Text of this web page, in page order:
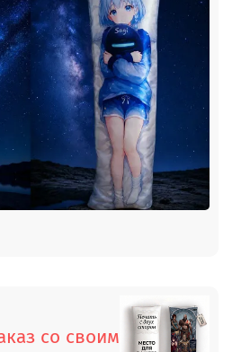
со своим